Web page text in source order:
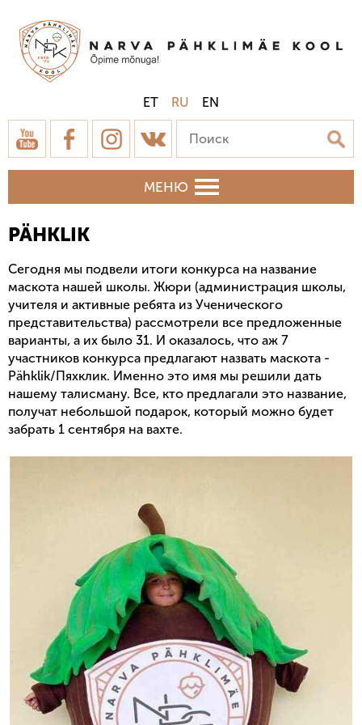
ET RU EN
МЕНЮ
PÄHKLIK
Сегодня мы подвели итоги конкурса на название
маскота нашей школы. Жюри (администрация школы,
учителя и активные ребята из Ученического
представительства) рассмотрели все предложенные
варианты, а их было 31. И оказалось, что аж 7
участников конкурса предлагают назвать маскота -
Pähklik/Пяхклик. Именно это имя мы решили дать
нашему талисману. Все, кто предлагали это название,
получат небольшой подарок, который можно будет
забрать 1 сентября на вахте.